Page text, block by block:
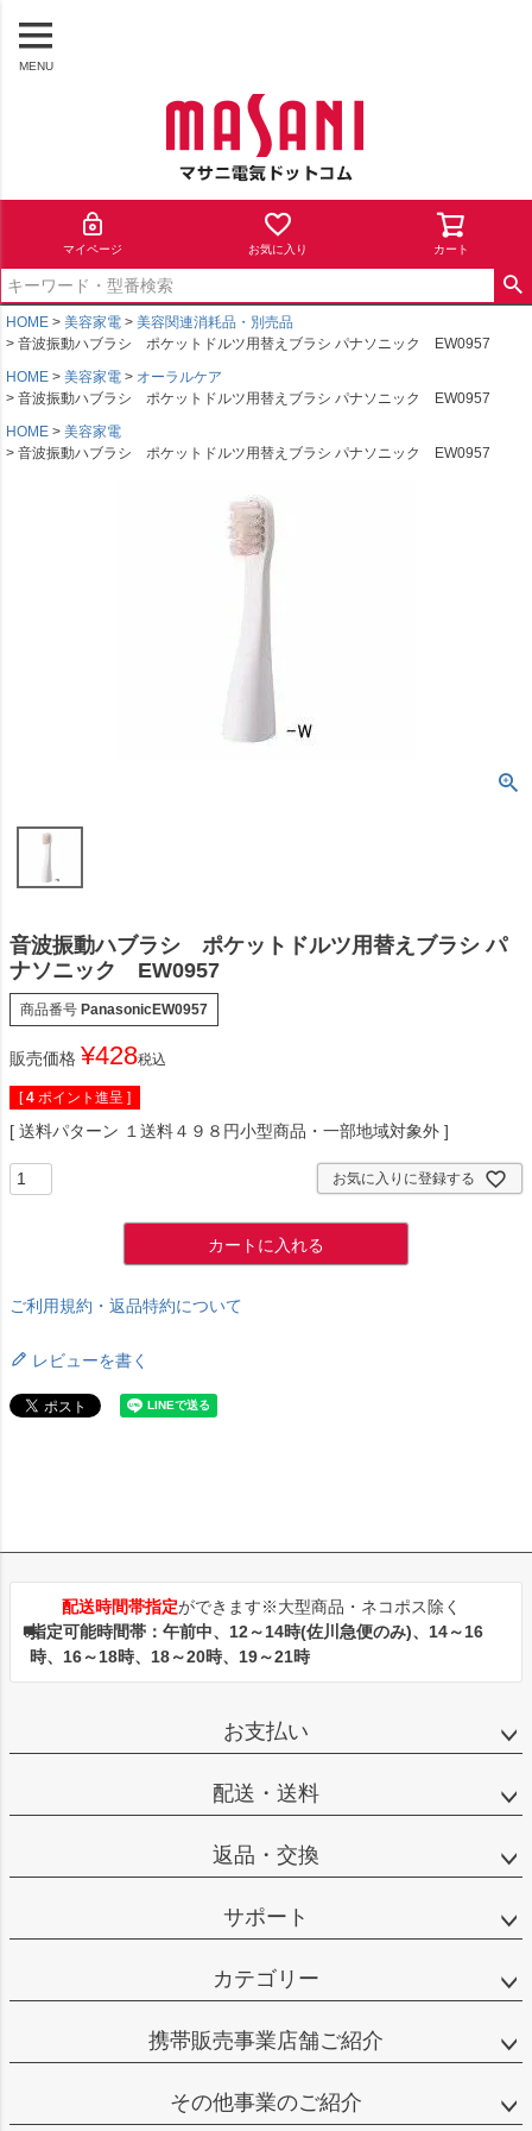
MENU
マイページ お気に入り カート
HOME 美容家電
美容関連消耗品・別売品
音波振動ハブラシ ポケットドルツ用替えブラシ パナソニック EW0957
HOME
美容家電
オーラルケア
音波振動ハブラシ ポケットドルツ用替えブラシ パナソニック EW0957
HOME
美容家電
音波振動ハブラシ ポケットドルツ用替えブラシ パナソニック EW0957
音波振動ハブラシ ポケットドルツ用替えブラシ パ
ナソニック EW0957
商品番号 PanasonicEW0957
販売価格 ¥428税込
[ 4 ポイント進呈 ]
送料パターン １送料４９８円小型商品・一部地域対象外
お気に入りに登録する
カートに入れる
ご利用規約・返品特約について
レビューを書く
配送時間帯指定ができます※大型商品・ネコポス除く
指定可能時間帯：午前中、12～14時(佐川急便のみ)、14～16
時、16～18時、18～20時、19～21時
お支払い
配送・送料
返品・交換
サポート
カテゴリー
携帯販売事業店舗ご紹介
その他事業のご紹介